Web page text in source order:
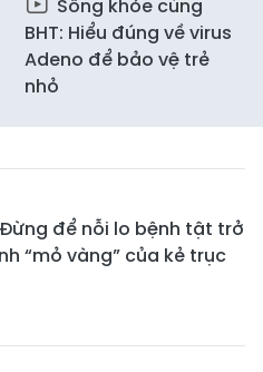
Sống khỏe cùng
BHT: Hiểu đúng về virus
Adeno để bảo vệ trẻ
nhỏ
Đừng để nỗi lo bệnh tật trở
“mỏ vàng” của kẻ trục